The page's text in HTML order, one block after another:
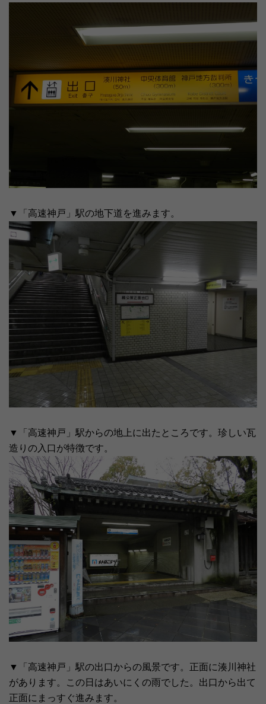
▼「高速神戸」駅の地下道を進みます。
▼「高速神戸」駅からの地上に出たところです。珍しい瓦
造りの入口が特徴です。
▼「高速神戸」駅の出口からの風景です。正面に湊川神社
があります。この日はあいにくの雨でした。出口から出て
正面にまっすぐ進みます。